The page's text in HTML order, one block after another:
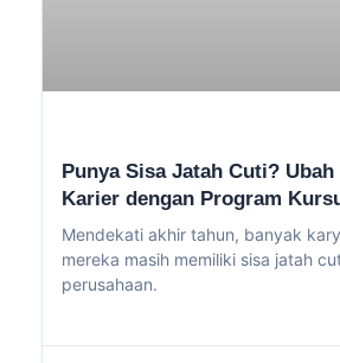
Punya Sisa Jatah Cuti?
Karier dengan Program
Mendekati akhir tahun, banyak
mereka masih memiliki sisa jatah
perusahaan.